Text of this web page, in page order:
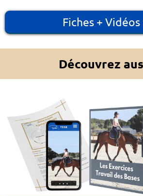
Fiches + Vidéos
Découvrez